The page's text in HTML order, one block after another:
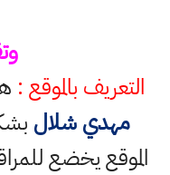
التعريف بالموقع :
مهدي شلال
الموقع يخضع